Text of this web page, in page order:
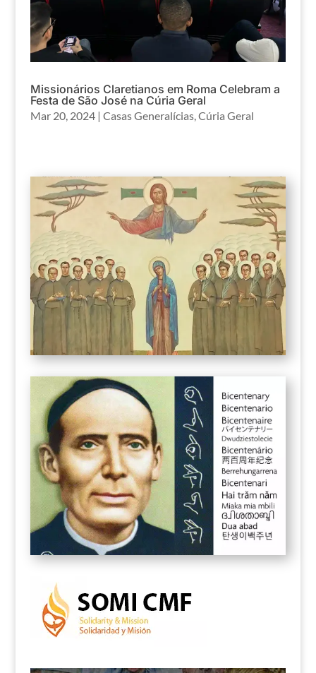
Missionários Claretianos em Roma Celebram a
Festa de São José na Cúria Geral
Mar 20, 2024| Casas Generalícias, Cúria Geral